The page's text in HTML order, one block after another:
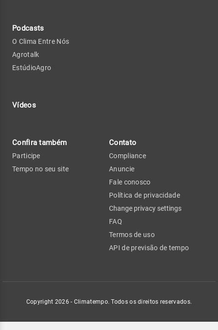
Podcasts
O Clima Entre Nós
Agrotalk
EstúdioAgro
Vídeos
Confira também
Participe
Tempo no seu site
Contato
Compliance
Anuncie
Fale conosco
Política de privacidade
Change privacy settings
FAQ
Termos de uso
API de previsão de tempo
Copyright 2026 - Climatempo. Todos os direitos reservados.